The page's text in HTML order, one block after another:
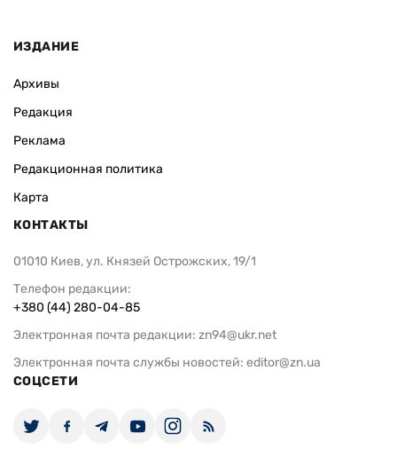
ИЗДАНИЕ
Архивы
Редакция
Реклама
Редакционная политика
Карта
КОНТАКТЫ
01010 Киев, ул. Князей Острожских, 19/1
Телефон редакции:
+380 (44) 280-04-85
Электронная почта редакции: zn94@ukr.net
Электронная почта службы новостей: editor@zn.ua
СОЦСЕТИ